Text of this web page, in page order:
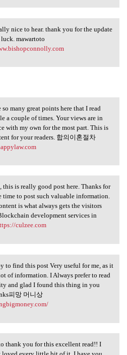
nice to hear.
nice to hear. thank you for the update
mawartoto
so many great points
so many great points here that I read
a couple of times. Your views are in
with my own for the most part. This is
for your readers. 합의이혼절차
this is really
this is really good post here. Thanks for
time to post such valuable information.
is what always gets the visitors
development services in
culzee.com
to find this post
to find this post Very useful for me, as it
of information. I Always prefer to read
and glad I found this thing in you
피망 머니상
thank you for
thank you for this excellent read!! I